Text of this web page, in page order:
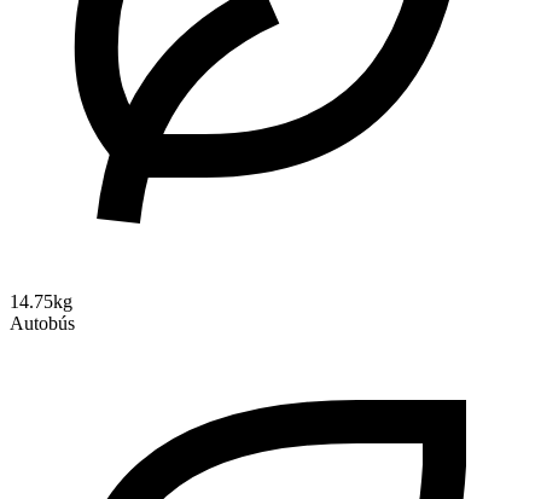
14.75kg
Autobús